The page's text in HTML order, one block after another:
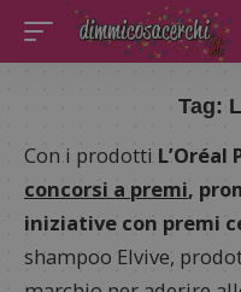
Tag:
Con i prodotti L’Oréal
concorsi a premi,
iniziative con premi
shampoo Elvive,